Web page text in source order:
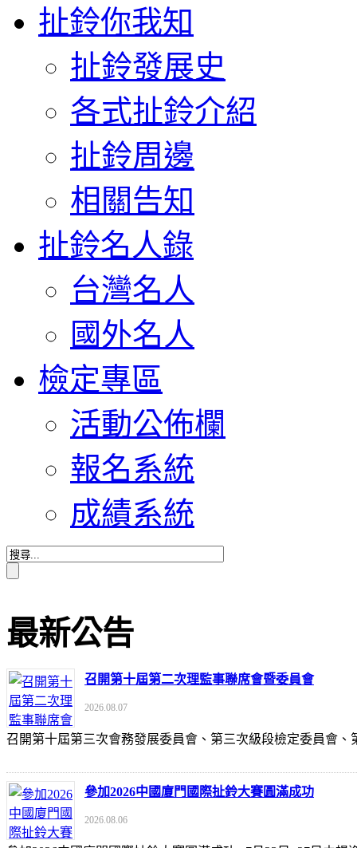
扯鈴你我知
扯鈴發展史
各式扯鈴介紹
扯鈴周邊
相關告知
扯鈴名人錄
台灣名人
國外名人
檢定專區
活動公佈欄
報名系統
成績系統
最新公告
召開第十屆第二次理監事聯席會暨委員會
2026.08.07
召開第十屆第三次會務發展委員會、第三次級段檢定委員
參加2026中國廈門國際扯鈴大賽圓滿成功
2026.08.06